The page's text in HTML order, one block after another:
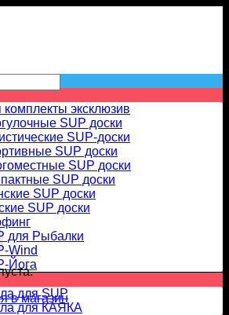
в магазин
эксклюзив
SUP доски
SUP-доски
SUP доски
SUP доски
SUP доски
SUP доски
SUP доски
для Рыбалки
Wind
Йога
для SUP
для КАЯКА